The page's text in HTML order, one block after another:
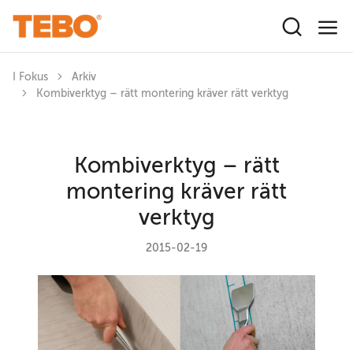
I Fokus
Arkiv
Kombiverktyg – rätt montering kräver rätt verktyg
Kombiverktyg – rätt
montering kräver rätt
verktyg
2015-02-19